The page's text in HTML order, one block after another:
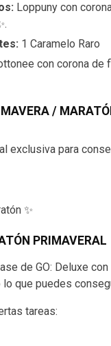
Loppuny con
1 Caramelo Raro
con corona de
/
para
✨
PRIMAVERAL
de GO: Deluxe
que puedes
tareas: